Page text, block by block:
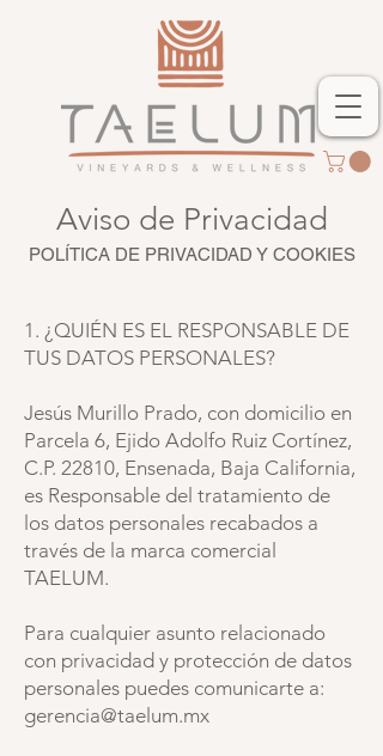
Aviso de Privacidad
POLÍTICA DE PRIVACIDAD Y COOKIES
1. ¿QUIÉN ES EL RESPONSABLE DE
TUS DATOS PERSONALES?
Jesús Murillo Prado, con domicilio en
Parcela 6, Ejido Adolfo Ruiz Cortínez,
C.P. 22810, Ensenada, Baja California,
es Responsable del tratamiento de
los datos personales recabados a
través de la marca comercial
TAELUM.
Para cualquier asunto relacionado
con privacidad y protección de datos
personales puedes comunicarte a:
gerencia@taelum.mx